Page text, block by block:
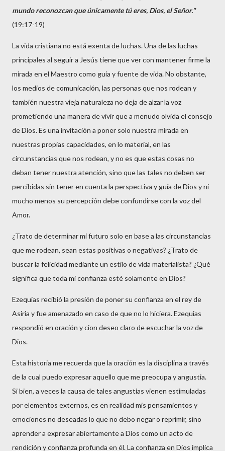
mundo reconozcan que únicamente tú eres, Dios, el Señor."
(19:17-19)
La vida cristiana no está exenta de luchas. Una de las luchas
principales al seguir a Jesús tiene que ver con mantener firme la
mirada en el Maestro como guía y fuente de vida. No obstante,
los medios de comunicación, las personas que nos rodean y
también nuestra vieja naturaleza no deja de alzar la voz
prometiendo una manera de vivir que a menudo olvida el consejo
de Dios. Es una invitación a poner solo nuestra mirada en
nuestras propias capacidades, en lo material, en las
circunstancias que nos rodean, y no es que estas cosas no
deban tener nuestra atención, sino que las tales no deben ser
percibidas sin tener en cuenta la perspectiva y guía de Dios y ni
mucho menos su percepción debe confundirse con la voz del
Amor.
¿Trato de determinar mi futuro solo en base a las circunstancias
que me rodean, sean estas positivas o negativas? ¿Trato de
buscar la felicidad mediante un estilo de vida materialista? ¿Qué
significa que toda mi confianza esté solamente en Dios?
Ezequias recibió la presión de poner su confianza en el rey de
Asiria y fue amenazado en caso de que no lo hiciera. Ezequias
respondió en oración y cion deseo claro de escuchar la voz de
Dios.
Esta historia me recuerda que la oración es la disciplina a través
de la cual puedo expresar aquello que me preocupa y angustia.
Si bien, a veces la causa de tales angustias vienen estimuladas
por elementos externos, es en realidad mis pensamientos y
emociones no deseadas lo que no debo negar o reprimir, sino
aprender a expresar abiertamente a Dios como un acto de
rendición y confianza profunda en él. La confianza en Dios implica